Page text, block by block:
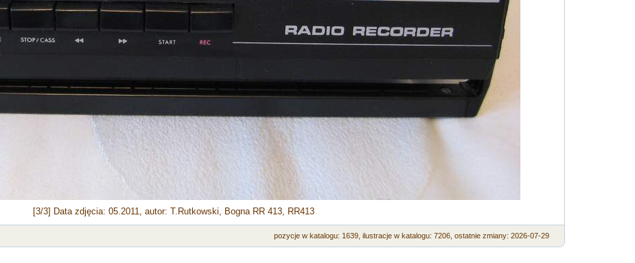
[3/3] Data zdjęcia: 05.2011, autor: T.Rutkowski, Bogna RR 413, RR413
pozycje w katalogu: 1639,ilustracje w katalogu: 7206,ostatnie zmiany: 2026-07-29